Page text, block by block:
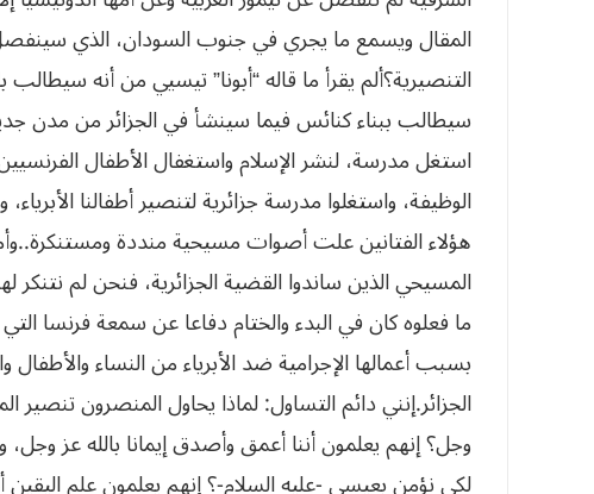
استغل مدرسة، لنشر الإسلام واستغفال الأطفال
الوظيفة، واستغلوا مدرسة جزائرية لتنصير أطفالنا
المسيحي الذين ساندوا القضية الجزائرية، فنحن لم
ما فعلوه كان في البدء والختام دفاعا عن سمعة فرنسا
لكي نؤمن بعيسى -عليه السلام-؟ إنهم يعلمون علم اليقين